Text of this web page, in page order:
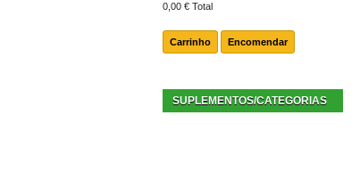
0,00 € Total
Carrinho Encomendar
SUPLEMENTOS/CATEGORIAS